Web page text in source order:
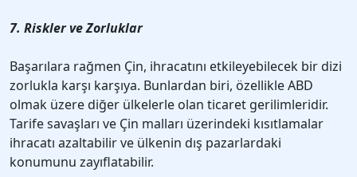
7. Riskler ve Zorluklar
Başarılara rağmen Çin, ihracatını etkileyebilecek bir dizi
zorlukla karşı karşıya. Bunlardan biri, özellikle ABD
olmak üzere diğer ülkelerle olan ticaret gerilimleridir.
Tarife savaşları ve Çin malları üzerindeki kısıtlamalar
ihracatı azaltabilir ve ülkenin dış pazarlardaki
konumunu zayıflatabilir.